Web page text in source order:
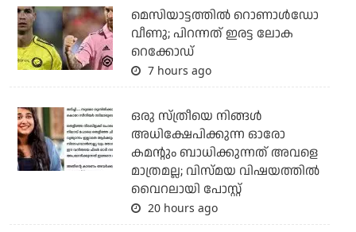
മെസിയാട്ടത്തില്‍ റൊണാള്‍ഡോ
വീണു; പിറന്നത് ഇരട്ട ലോക
റെക്കോഡ്
7 hours ago
ഒരു സ്ത്രീയെ നിങ്ങള്‍
അധിക്ഷേപിക്കുന്ന ഓരോ
കമന്റും ബാധിക്കുന്നത് അവളെ
മാത്രമല്ല; വിസ്മയ വിഷയത്തില്‍
വൈറലായി പോസ്റ്റ്
20 hours ago